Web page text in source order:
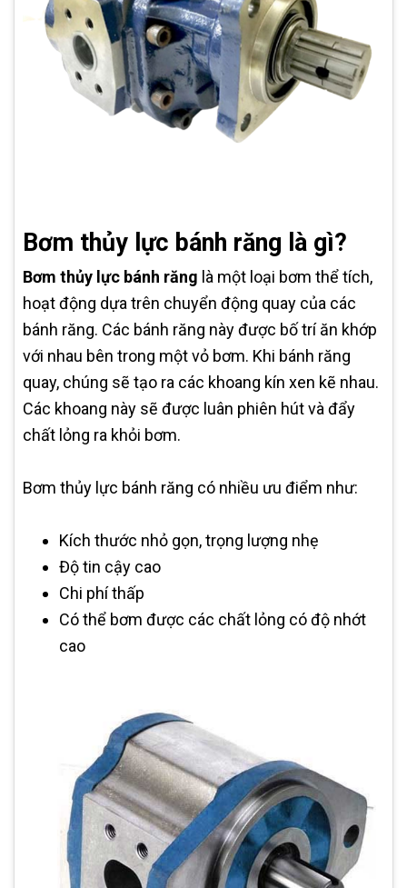
Bơm thủy lực bánh răng là gì?
Bơm thủy lực bánh răng là một loại bơm thể tích,
hoạt động dựa trên chuyển động quay của các
bánh răng. Các bánh răng này được bố trí ăn khớp
với nhau bên trong một vỏ bơm. Khi bánh răng
quay, chúng sẽ tạo ra các khoang kín xen kẽ nhau.
Các khoang này sẽ được luân phiên hút và đẩy
chất lỏng ra khỏi bơm.
Bơm thủy lực bánh răng có nhiều ưu điểm như:
Kích thước nhỏ gọn, trọng lượng nhẹ
Độ tin cậy cao
Chi phí thấp
Có thể bơm được các chất lỏng có độ nhớt
cao